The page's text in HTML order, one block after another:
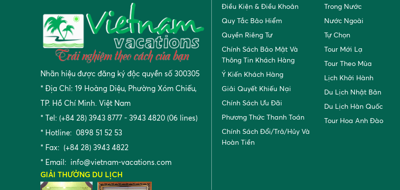
Nhãn hiệu được đăng ký độc quyền số 300305
* Địa Chỉ: 19 Hoàng Diệu, Phường Xóm Chiếu,
TP. Hồ Chí Minh. Việt Nam
* Tel: (+84 28) 3943 8777 - 3943 4820 (06 lines)
* Hotline: 0898 51 52 53
* Fax: (+84 28) 3943 4822
* Email: info@vietnam-vacations.com
GIẢI THƯỞNG DU LỊCH
Điều Kiện & Điều Khoản
Quy Tắc Bảo Hiểm
Quyền Riêng Tư
Chính Sách Bảo Mật Và
Thông Tin Khách Hàng
Ý Kiến Khách Hàng
Giải Quyết Khiếu Nại
Chính Sách Ưu Đãi
Phương Thức Thanh Toán
Chính Sách Đổi/trả/hủy Và
Hoàn Tiền
Trong Nước
Nước Ngoài
Tự Chọn
Tour Mới Lạ
Tour Theo Mùa
Lịch Khởi Hành
Du Lịch Nhật Bản
Du Lịch Hàn Quốc
Tour Hoa Anh Đào